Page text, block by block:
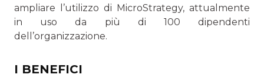
ampliare l’utilizzo di MicroStrategy, attualmente
in uso da più di 100 dipendenti
dell’organizzazione.
I BENEFICI